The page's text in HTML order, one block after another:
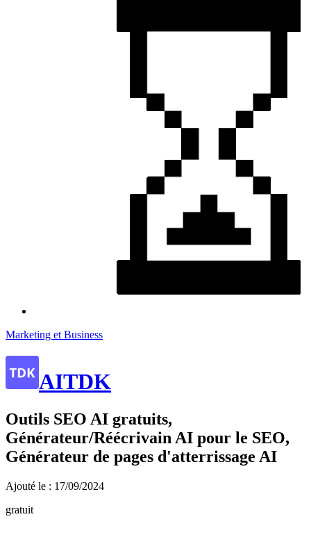
Marketing et Business
AITDK
Outils SEO AI gratuits,
Générateur/Réécrivain AI pour le SEO,
Générateur de pages d'atterrissage AI
Ajouté le : 17/09/2024
gratuit